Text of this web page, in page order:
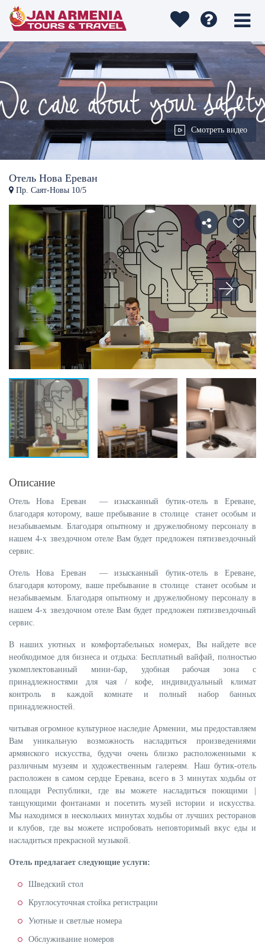
Смотреть видео
Отель Нова Ереван
Пр. Саят-Новы 10/5
Описание
Отель Нова Ереван — изысканный бутик-отель в Ереване,
благодаря которому, ваше пребывание в столице станет особым и
незабываемым. Благодаря опытному и дружелюбному персоналу в
нашем 4-х звездочном отеле Вам будет предложен пятизвездочный
сервис.
Отель Нова Ереван — изысканный бутик-отель в Ереване,
благодаря которому, ваше пребывание в столице станет особым и
незабываемым. Благодаря опытному и дружелюбному персоналу в
нашем 4-х звездочном отеле Вам будет предложен пятизвездочный
сервис.
В наших уютных и комфортабельных номерах, Вы найдете все
необходимое для бизнеса и отдыха: Бесплатный вайфай, полностью
укомплектованный мини-бар, удобная рабочая зона с
принадлежностями для чая / кофе, индивидуальный климат
контроль в каждой комнате и полный набор банных
принадлежностей.
читывая огромное культурное наследие Армении, мы предоставляем
Вам уникальную возможность насладиться произведениями
армянского искусства, будучи очень близко расположенными к
различным музеям и художественным галереям. Наш бутик-отель
расположен в самом сердце Еревана, всего в 3 минутах ходьбы от
площади Республики, где вы можете насладиться поющими |
танцующими фонтанами и посетить музей истории и искусства.
Мы находимся в нескольких минутах ходьбы от лучших ресторанов
и клубов, где вы можете испробовать неповторимый вкус еды и
насладиться прекрасной музыкой.
Отель предлагает следующие услуги:
Шведский стол
Круглосуточная стойка регистрации
Уютные и светлые номера
Обслуживание номеров